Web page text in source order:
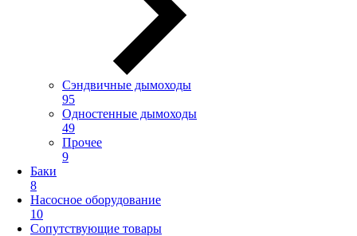
Сэндвичные дымоходы
95
Одностенные дымоходы
49
Прочее
9
Баки
8
Насосное оборудование
10
Сопутствующие товары